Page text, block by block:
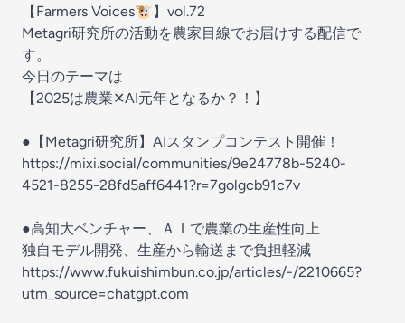
【Farmers Voices🐮】vol.72
Metagri研究所の活動を農家目線でお届けする配信で
す。
今日のテーマは
【2025は農業✕AI元年となるか？！】
●【Metagri研究所】AIスタンプコンテスト開催！
https://mixi.social/communities/9e24778b-5240-
4521-8255-28fd5aff6441?r=7golgcb91c7v
●高知大ベンチャー、ＡＩで農業の生産性向上
独自モデル開発、生産から輸送まで負担軽減
https://www.fukuishimbun.co.jp/articles/-/2210665?
utm_source=chatgpt.com